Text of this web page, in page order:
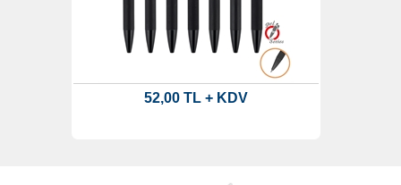
52,00 TL + KDV